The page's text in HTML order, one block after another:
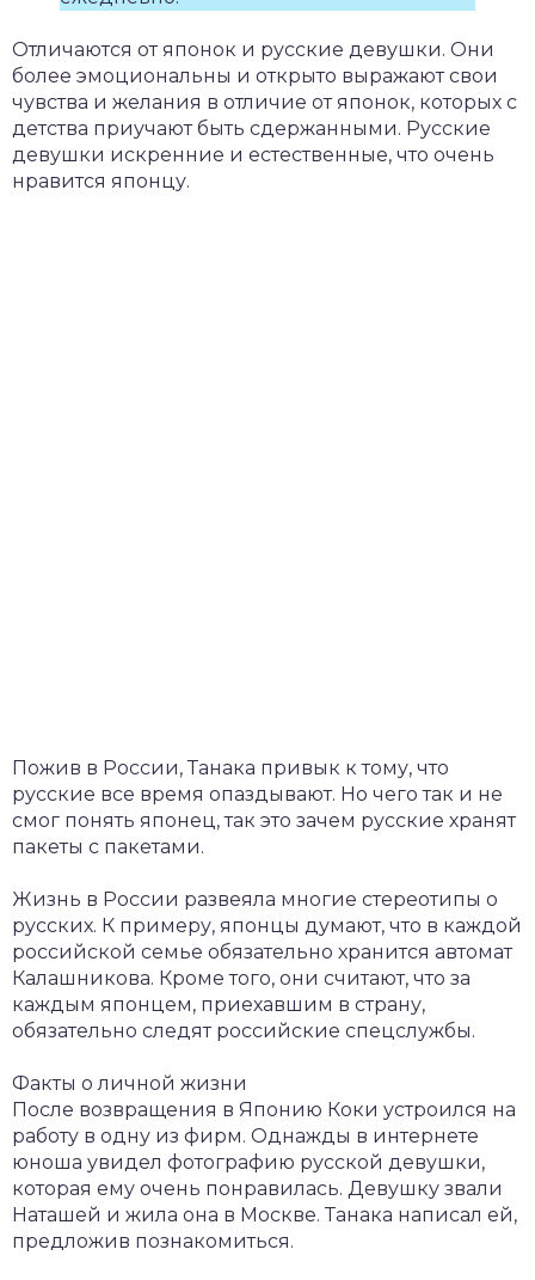
Отличаются от японок и русские девушки. Они
более эмоциональны и открыто выражают свои
чувства и желания в отличие от японок, которых с
детства приучают быть сдержанными. Русские
девушки искренние и естественные, что очень
нравится японцу.
Пожив в России, Танака привык к тому, что
русские все время опаздывают. Но чего так и не
смог понять японец, так это зачем русские хранят
пакеты с пакетами.
Жизнь в России развеяла многие стереотипы о
русских. К примеру, японцы думают, что в каждой
российской семье обязательно хранится автомат
Калашникова. Кроме того, они считают, что за
каждым японцем, приехавшим в страну,
обязательно следят российские спецслужбы.
Факты о личной жизни
После возвращения в Японию Коки устроился на
работу в одну из фирм. Однажды в интернете
юноша увидел фотографию русской девушки,
которая ему очень понравилась. Девушку звали
Наташей и жила она в Москве. Танака написал ей,
предложив познакомиться.